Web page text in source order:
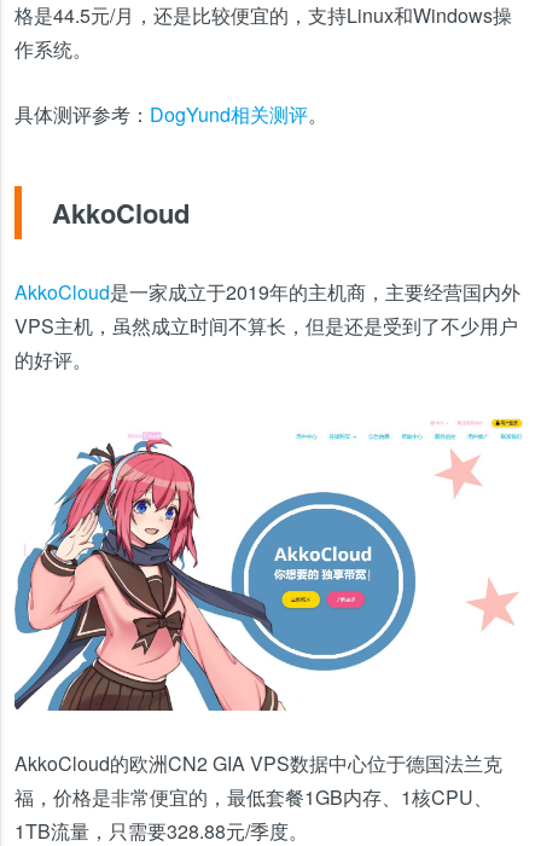
格是44.5元/月，还是比较便宜的，支持Linux和Windows操
作系统。
具体测评参考： DogYund相关测评。
AkkoCloud
AkkoCloud是一家成立于2019年的主机商，主要经营国内外
VPS主机，虽然成立时间不算长，但是还是受到了不少用户
的好评。
AkkoCloud的欧洲CN2 GIA VPS数据中心位于德国法兰克
福，价格是非常便宜的，最低套餐1GB内存、1核CPU、
1TB流量，只需要328.88元/季度。